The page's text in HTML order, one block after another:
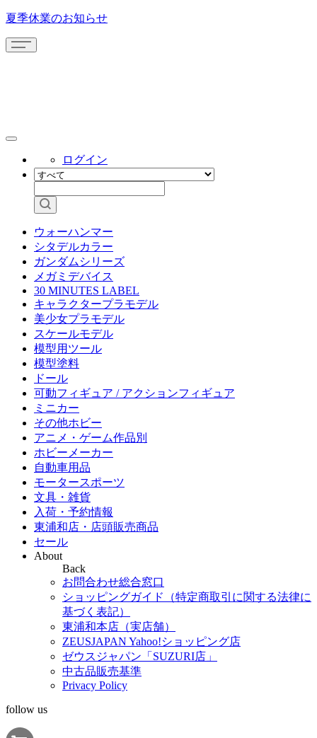
夏季休業のお知らせ
ログイン
ウォーハンマー
シタデルカラー
ガンダムシリーズ
メガミデバイス
30 MINUTES LABEL
キャラクタープラモデル
美少女プラモデル
スケールモデル
模型用ツール
模型塗料
ドール
可動フィギュア / アクションフィギュア
ミニカー
その他ホビー
アニメ・ゲーム作品別
ホビーメーカー
自動車用品
モータースポーツ
文具・雑貨
入荷・予約情報
東浦和店・店頭販売商品
セール
About
Back
お問合わせ総合窓口
ショッピングガイド（特定商取引に関する法律に
基づく表記）
東浦和本店（実店舗）
ZEUSJAPAN Yahoo!ショッピング店
ゼウスジャパン「SUZURI店」
中古品販売基準
Privacy Policy
follow us